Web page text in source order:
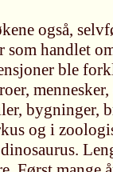
også,
som handlet
ble
bygninger,
og i